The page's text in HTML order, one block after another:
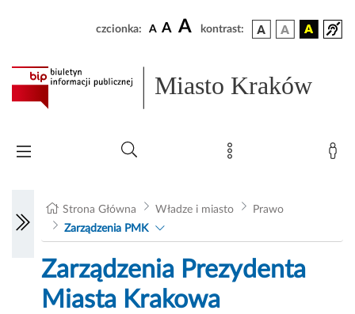
czcionka: A A A kontrast:
Miasto Kraków
Strona Główna Władze i miasto
Prawo
Zarządzenia PMK
Zarządzenia Prezydenta
Miasta Krakowa